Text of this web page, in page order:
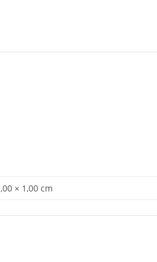
× 1,00 cm